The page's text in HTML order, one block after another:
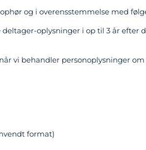
og i overensstemmelse med
oplysninger i op til 3 år efter
vi behandler personoplysninger om
format)